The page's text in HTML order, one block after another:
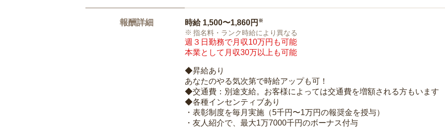
報酬詳細 時給 1,500〜1,860円 ※
指名料・ランク時給により異なる
週３日勤務で月収10万円も可能
本業として月収30万以上も可能
◆昇給あり
あなたのやる気次第で時給アップも可！
◆交通費：別途支給。お客様によっては交通費を増額される方もいます
◆各種インセンティブあり
・表彰制度を毎月実施（5千円〜1万円の報奨金を授与）
・友人紹介で、最大1万7000千円のボーナス付与